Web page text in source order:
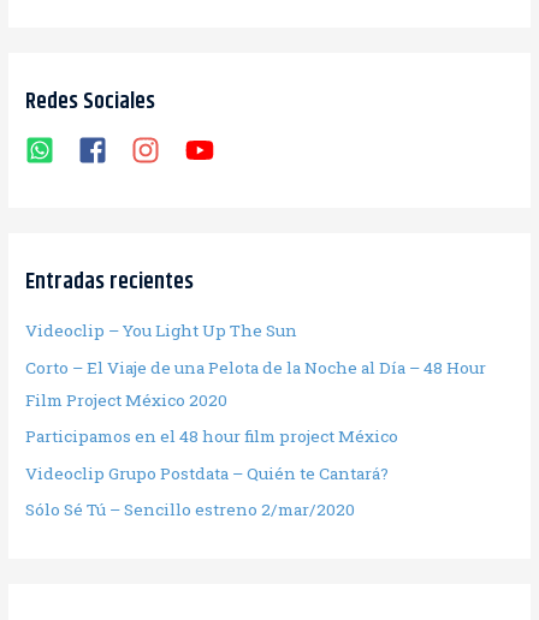
Redes Sociales
Entradas recientes
Videoclip – You Light Up The Sun
Corto – El Viaje de una Pelota de la Noche al Día – 48 Hour
Film Project México 2020
Participamos en el 48 hour film project México
Videoclip Grupo Postdata – Quién te Cantará?
Sólo Sé Tú – Sencillo estreno 2/mar/2020